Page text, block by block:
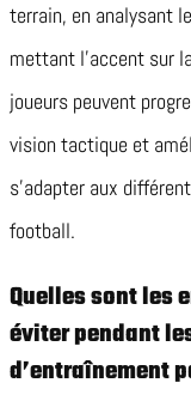
terrain, en analysant
mettant l’accent sur
joueurs peuvent
vision tactique et
s’adapter aux
football.
Quelles sont les
éviter pendant
d’entraînement